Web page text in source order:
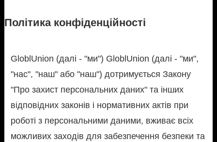
Політика конфіденційності
GloblUnion (далі - "ми") GloblUnion (далі - "ми",
"нас", "наш" або "наш") дотримується Закону
"Про захист персональних даних" та інших
відповідних законів і нормативних актів при
роботі з персональними даними, вживає всіх
можливих заходів для забезпечення безпеки та